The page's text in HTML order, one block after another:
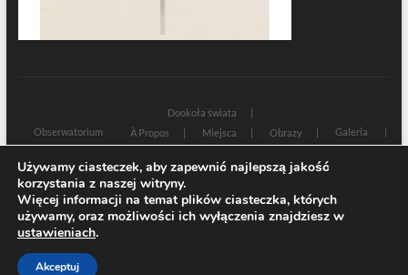
Dookoła świata
Obserwatorium
À Propos Miejsca Obrazy
Galeria
Sacrum profanum
Zamyślenia
Teksty
Rozmowy Świadectwa Na marginesie
| Designed by:Theme Freesia
Używamy ciasteczek, aby zapewnić najlepszą jakość
korzystania z naszej witryny.
Więcej informacji na temat plików ciasteczka, których
używamy, oraz możliwości ich wyłączenia znajdziesz w
ustawieniach.
Akceptuj